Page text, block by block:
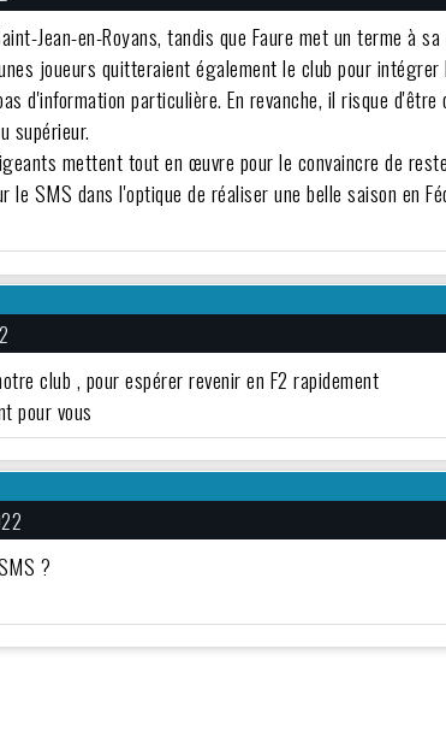
Jean-en-Royans, tandis que Faure met un terme à
joueurs quitteraient également le club pour intégrer
d'information particulière. En revanche, il risque
supérieur.
mettent tout en œuvre pour le convaincre de
le SMS dans l'optique de réaliser une belle saison en
club , pour espérer revenir en F2 rapidement
pour vous
?